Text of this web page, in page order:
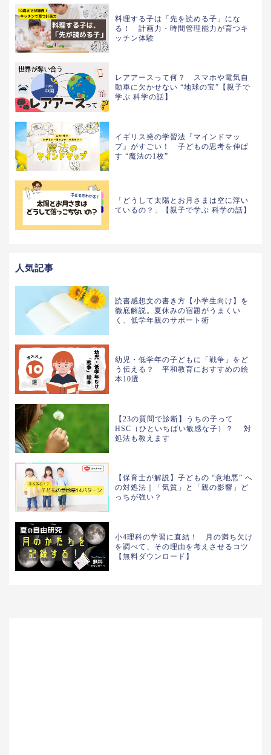
料理する子は「先を読める子」にな
る！ 計画力・時間管理能力が育つキ
ッチン体験
レアアースって何？ スマホや電気自
動車に欠かせない “地球の宝”【親子で
学ぶ 科学の話】
イギリス発の学習法『マインドマッ
プ』がすごい！ 子どもの思考を伸ば
す “魔法の1枚”
「どうして太陽とお月さまは空に浮い
ているの？」【親子で学ぶ 科学の話】
人気記事
読書感想文の書き方【小学生向け】を
徹底解説。夏休みの宿題がうまくい
く、低学年親のサポート術
幼児・低学年の子どもに「戦争」をど
う伝える？ 平和教育におすすめの絵
本10選
【23の質問で診断】うちの子って
HSC（ひといちばい敏感な子）？ 対
処法も教えます
【保育士が解説】子どもの “意地悪” へ
の対処法｜「気質」と「親の影響」ど
っちが強い？
小4理科の学習に直結！ 月の満ち欠け
を調べて、その理由を考えさせるコツ
【無料ダウンロード】